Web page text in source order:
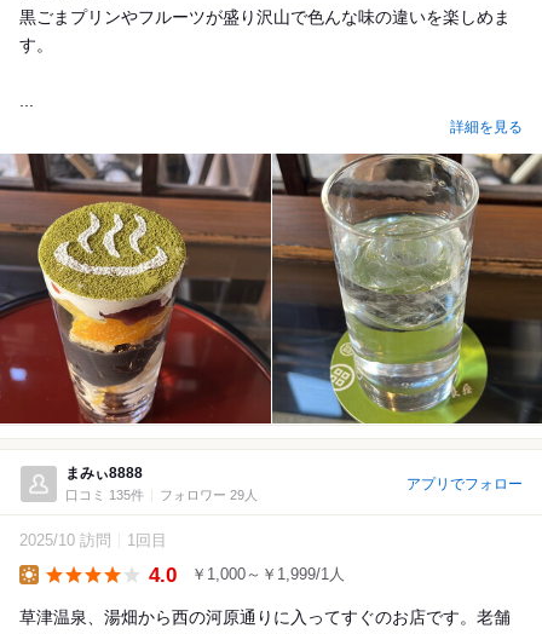
黒ごまプリンやフルーツが盛り沢山で色んな味の違いを楽しめま
す。
詳細を見る
まみぃ8888
口コミ 135件 フォロワー 29人
アプリでフォロー
2025/10 訪問 1回目
4.0 ￥1,000～￥1,999/1人
草津温泉、湯畑から西の河原通りに入ってすぐのお店です。老舗